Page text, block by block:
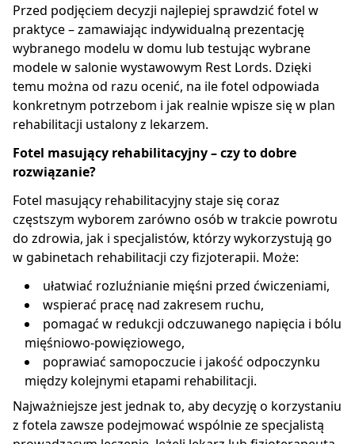
Przed podjęciem decyzji najlepiej sprawdzić fotel w
praktyce – zamawiając indywidualną prezentację
wybranego modelu w domu lub testując wybrane
modele w salonie wystawowym Rest Lords. Dzięki
temu można od razu ocenić, na ile fotel odpowiada
konkretnym potrzebom i jak realnie wpisze się w plan
rehabilitacji ustalony z lekarzem.
Fotel masujący rehabilitacyjny – czy to dobre
rozwiązanie?
Fotel masujący rehabilitacyjny staje się coraz
częstszym wyborem zarówno osób w trakcie powrotu
do zdrowia, jak i specjalistów, którzy wykorzystują go
w gabinetach rehabilitacji czy fizjoterapii. Może:
ułatwiać rozluźnianie mięśni przed ćwiczeniami,
wspierać pracę nad zakresem ruchu,
pomagać w redukcji odczuwanego napięcia i bólu
mięśniowo-powięziowego,
poprawiać samopoczucie i jakość odpoczynku
między kolejnymi etapami rehabilitacji.
Najważniejsze jest jednak to, aby decyzję o korzystaniu
z fotela zawsze podejmować wspólnie ze specjalistą